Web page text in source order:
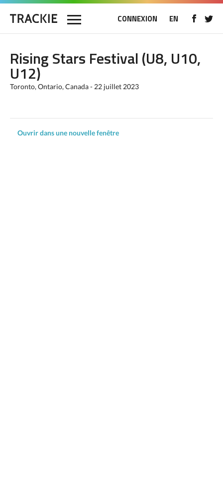
CONNEXION EN
Rising Stars Festival (U8, U10,
U12)
Toronto, Ontario, Canada - 22 juillet 2023
Ouvrir dans une nouvelle fenêtre